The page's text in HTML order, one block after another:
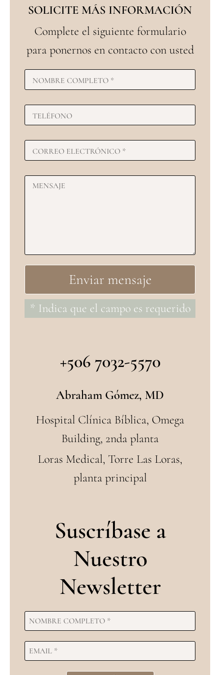
SOLICITE MÁS INFORMACIÓN
Complete el siguiente formulario
para ponernos en contacto con usted
* Indica que el campo es requerido
+506 7032-5570
Abraham Gómez, MD
Hospital Clínica Bíblica, Omega
Building, 2nda planta
Loras Medical, Torre Las Loras,
planta principal
Suscríbase a
Nuestro
Newsletter